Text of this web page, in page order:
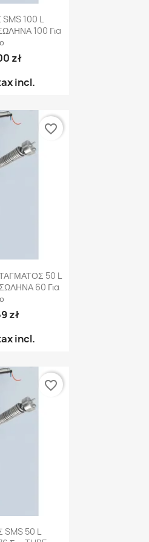
100 L
100 Για
zł
incl.
50 L
60 Για
zł
incl.
favorite_border
50 L
favorite_border